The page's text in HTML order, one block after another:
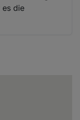
es die